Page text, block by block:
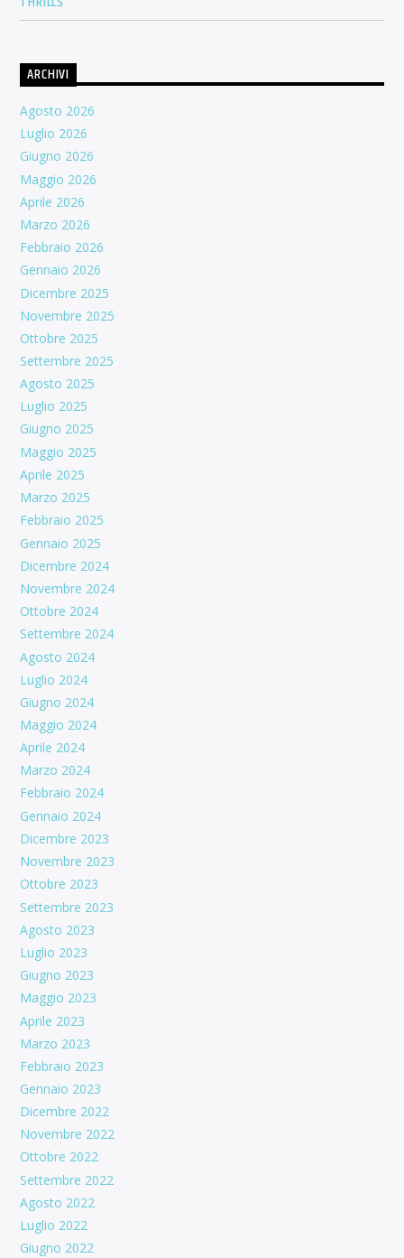
ARCHIVI
Agosto 2026
Luglio 2026
Giugno 2026
Maggio 2026
Aprile 2026
Marzo 2026
Febbraio 2026
Gennaio 2026
Dicembre 2025
Novembre 2025
Ottobre 2025
Settembre 2025
Agosto 2025
Luglio 2025
Giugno 2025
Maggio 2025
Aprile 2025
Marzo 2025
Febbraio 2025
Gennaio 2025
Dicembre 2024
Novembre 2024
Ottobre 2024
Settembre 2024
Agosto 2024
Luglio 2024
Giugno 2024
Maggio 2024
Aprile 2024
Marzo 2024
Febbraio 2024
Gennaio 2024
Dicembre 2023
Novembre 2023
Ottobre 2023
Settembre 2023
Agosto 2023
Luglio 2023
Giugno 2023
Maggio 2023
Aprile 2023
Marzo 2023
Febbraio 2023
Gennaio 2023
Dicembre 2022
Novembre 2022
Ottobre 2022
Settembre 2022
Agosto 2022
Luglio 2022
Giugno 2022